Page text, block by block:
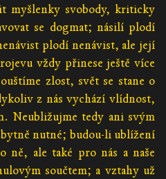
myšlenky svobody, kriticky
se dogmat; násilí plodí
plodí nenávist, ale její
vždy přinese ještě více
zlost, svět se stane o
z nás vychází vlídnost,
Neubližujme tedy ani svým
nutné; budou-li ublížení
ale také pro nás a naše
součtem; a vztahy už